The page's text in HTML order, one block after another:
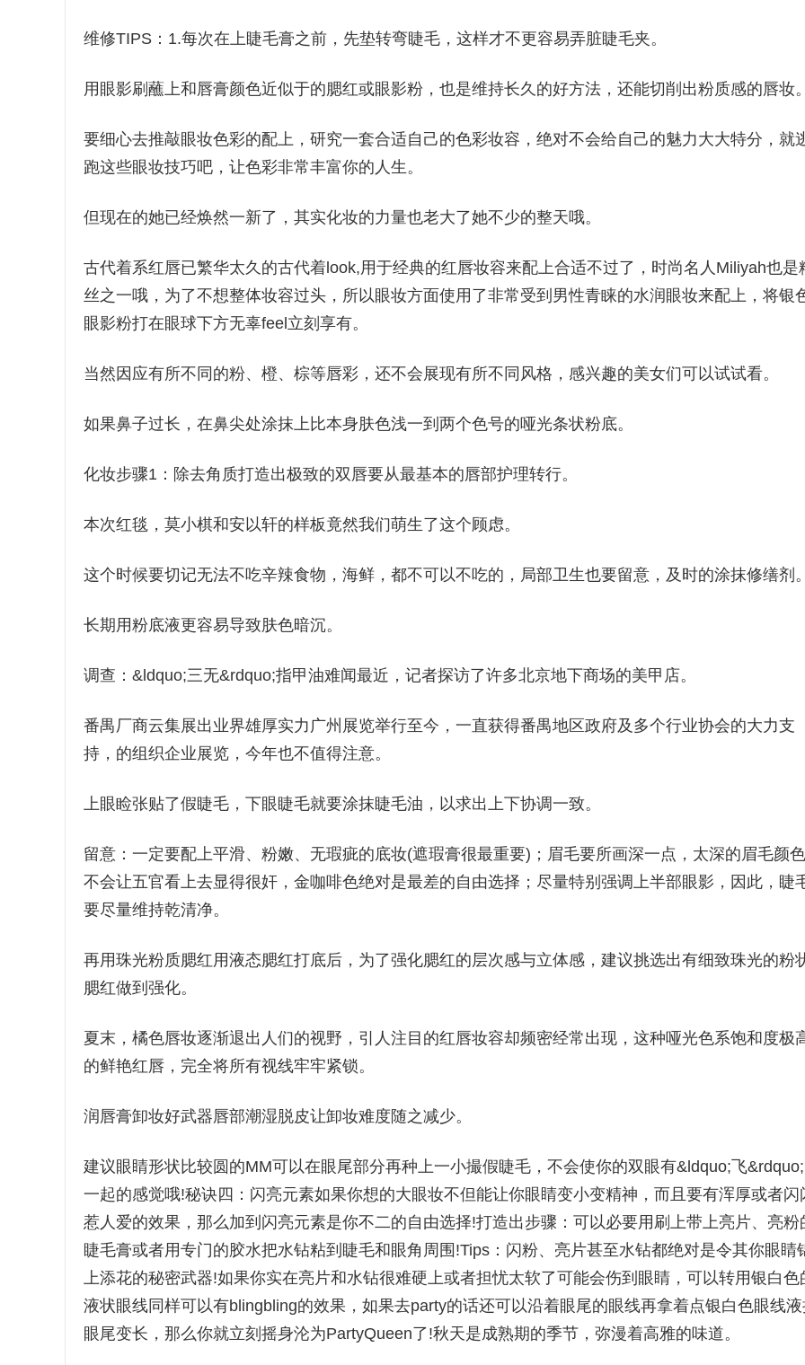
维修TIPS：1.每次在上睫毛膏之前，先垫转弯睫毛，这样才不更容易弄脏睫毛夹。
用眼影刷蘸上和唇膏颜色近似于的腮红或眼影粉，也是维持长久的好方法，还能切削出粉质感的唇妆
要细心去推敲眼妆色彩的配上，研究一套合适自己的色彩妆容，绝对不会给自己的魅力大大特分，就
跑这些眼妆技巧吧，让色彩非常丰富你的人生。
但现在的她已经焕然一新了，其实化妆的力量也老大了她不少的整天哦。
古代着系红唇已繁华太久的古代着look,用于经典的红唇妆容来配上合适不过了，时尚名人Miliyah也是
丝之一哦，为了不想整体妆容过头，所以眼妆方面使用了非常受到男性青睐的水润眼妆来配上，将银
眼影粉打在眼球下方无辜feel立刻享有。
当然因应有所不同的粉、橙、棕等唇彩，还不会展现有所不同风格，感兴趣的美女们可以试试看。
如果鼻子过长，在鼻尖处涂抹上比本身肤色浅一到两个色号的哑光条状粉底。
化妆步骤1：除去角质打造出极致的双唇要从最基本的唇部护理转行。
本次红毯，莫小棋和安以轩的样板竟然我们萌生了这个顾虑。
这个时候要切记无法不吃辛辣食物，海鲜，都不可以不吃的，局部卫生也要留意，及时的涂抹修缮剂
长期用粉底液更容易导致肤色暗沉。
调查：&ldquo;三无&rdquo;指甲油难闻最近，记者探访了许多北京地下商场的美甲店。
番禺厂商云集展出业界雄厚实力广州展览举行至今，一直获得番禺地区政府及多个行业协会的大力支
持，的组织企业展览，今年也不值得注意。
上眼睑张贴了假睫毛，下眼睫毛就要涂抹睫毛油，以求出上下协调一致。
留意：一定要配上平滑、粉嫩、无瑕疵的底妆(遮瑕膏很最重要)；眉毛要所画深一点，太深的眉毛颜色
不会让五官看上去显得很奸，金咖啡色绝对是最差的自由选择；尽量特别强调上半部眼影，因此，睫
要尽量维持乾清净。
再用珠光粉质腮红用液态腮红打底后，为了强化腮红的层次感与立体感，建议挑选出有细致珠光的粉
腮红做到强化。
夏末，橘色唇妆逐渐退出人们的视野，引人注目的红唇妆容却频密经常出现，这种哑光色系饱和度极
的鲜艳红唇，完全将所有视线牢牢紧锁。
润唇膏卸妆好武器唇部潮湿脱皮让卸妆难度随之减少。
建议眼睛形状比较圆的MM可以在眼尾部分再种上一小撮假睫毛，不会使你的双眼有&ldquo;飞&rdquo;
一起的感觉哦!秘诀四：闪亮元素如果你想的大眼妆不但能让你眼睛变小变精神，而且要有浑厚或者闪
惹人爱的效果，那么加到闪亮元素是你不二的自由选择!打造出步骤：可以必要用刷上带上亮片、亮粉
睫毛膏或者用专门的胶水把水钻粘到睫毛和眼角周围!Tips：闪粉、亮片甚至水钻都绝对是令其你眼睛
上添花的秘密武器!如果你实在亮片和水钻很难硬上或者担忧太软了可能会伤到眼睛，可以转用银白色
液状眼线同样可以有blingbling的效果，如果去party的话还可以沿着眼尾的眼线再拿着点银白色眼线
眼尾变长，那么你就立刻摇身沦为PartyQueen了!秋天是成熟期的季节，弥漫着高雅的味道。